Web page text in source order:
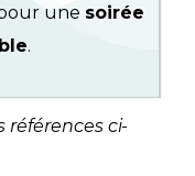
une soirée
.
références ci-